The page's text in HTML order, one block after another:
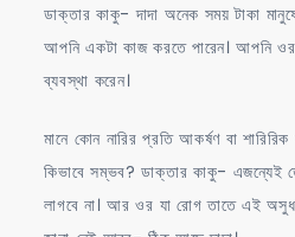
ডাক্তার কাকু- দাদা অনেক সময় টাকা
আপনি একটা কাজ করতে পারেন। আপনি ওর
ব্যবস্থা করেন।
মানে কোন নারির প্রতি আকর্ষণ বা
কিভাবে সম্ভব? ডাক্তার কাকু-
লাগবে না। আর ওর যা রোগ তাতে এই